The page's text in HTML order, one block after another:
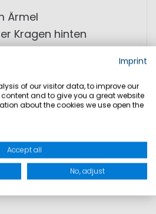
Ärmel
Kragen hinten
(recycelt); 4%
Imprint
of our visitor data, to improve our
and to give you a great website
about the cookies we use open the
Accept all
No, adjust